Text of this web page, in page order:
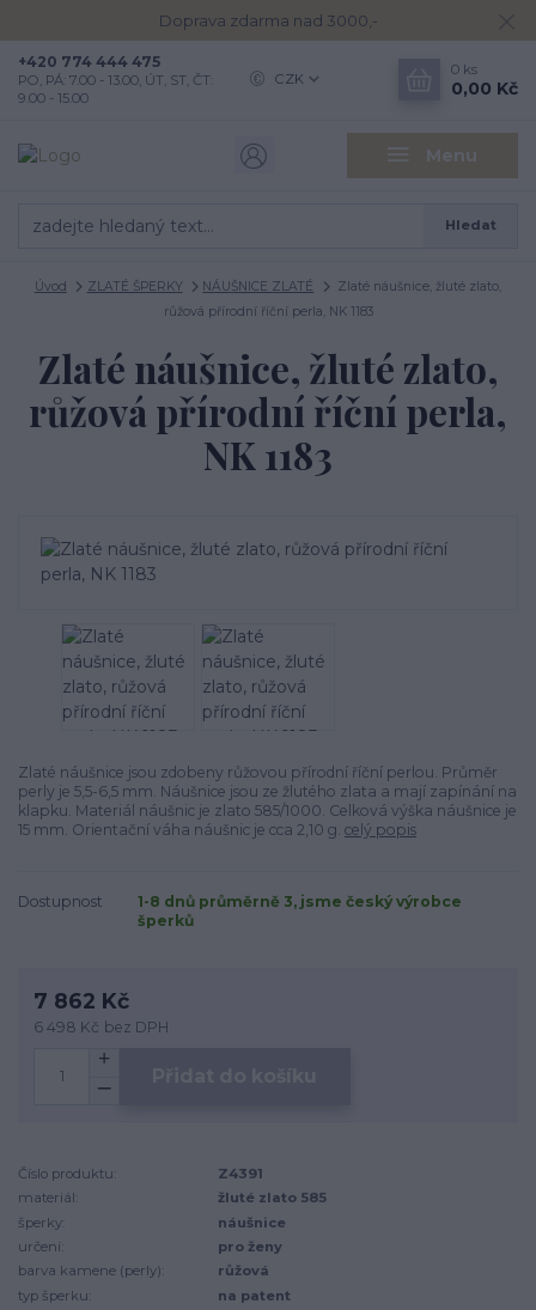
Doprava zdarma nad 3000,-
Menu
CZK
Hledat
+420 774 444 475
PO, PÁ: 7.00 - 13.00, ÚT, ST, ČT:
9.00 - 15.00
0 ks
0,00 Kč
Úvod ZLATÉ ŠPERKY NÁUŠNICE ZLATÉ
Zlaté náušnice, žluté zlato,
růžová přírodní říční perla, NK 1183
Zlaté náušnice, žluté zlato,
růžová přírodní říční perla,
NK 1183
Zlaté náušnice jsou zdobeny růžovou přírodní říční perlou. Průměr
perly je 5,5-6,5 mm. Náušnice jsou ze žlutého zlata a mají zapínání na
klapku. Materiál náušnic je zlato 585/1000. Celková výška náušnice je
15 mm. Orientační váha náušnic je cca 2,10 g. celý popis
Dostupnost
1-8 dnů průměrně 3, jsme český výrobce
šperků
7 862 Kč
6 498 Kč bez DPH
Číslo produktu:
Z4391
materiál:
žluté zlato 585
šperky:
náušnice
určení:
pro ženy
barva kamene (perly):
růžová
typ šperku:
na patent